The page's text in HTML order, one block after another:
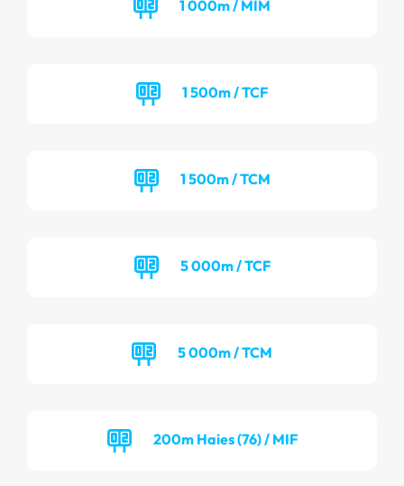
1 000m / MIM
1 500m / TCF
1 500m / TCM
5 000m / TCF
5 000m / TCM
200m Haies (76) / MIF